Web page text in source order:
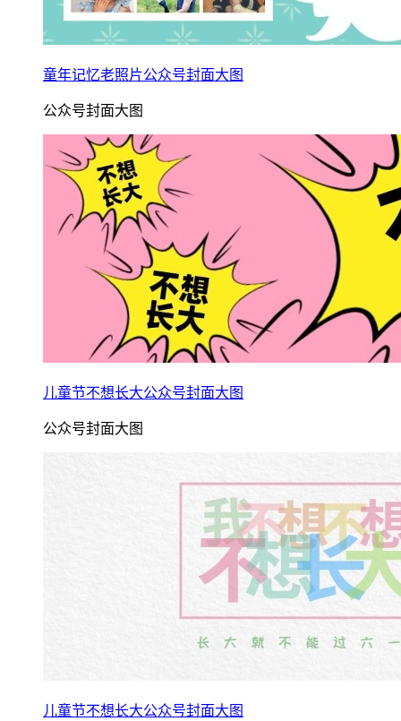
童年记忆老照片公众号封面大图
公众号封面大图
儿童节不想长大公众号封面大图
公众号封面大图
儿童节不想长大公众号封面大图